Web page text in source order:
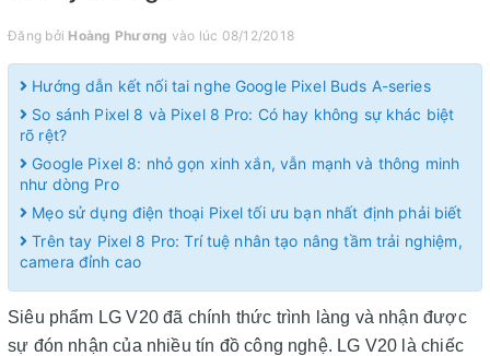
Đăng bởi Hoàng Phương vào lúc 08/12/2018
Hướng dẫn kết nối tai nghe Google Pixel Buds A-series
So sánh Pixel 8 và Pixel 8 Pro: Có hay không sự khác biệt
rõ rệt?
Google Pixel 8: nhỏ gọn xinh xắn, vẫn mạnh và thông minh
như dòng Pro
Mẹo sử dụng điện thoại Pixel tối ưu bạn nhất định phải biết
Trên tay Pixel 8 Pro: Trí tuệ nhân tạo nâng tầm trải nghiệm,
camera đỉnh cao
Siêu phẩm LG V20 đã chính thức trình làng và nhận được
sự đón nhận của nhiều tín đồ công nghệ. LG V20 là chiếc